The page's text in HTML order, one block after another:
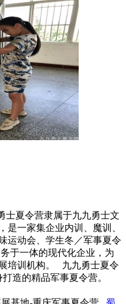
士夏令营隶属于九九勇士文
是一家集企业内训、魔训、
运动会、学生冬／军事夏令
于一体的现代化企业，为
培训机构。 九九勇士夏令
造的精品军事夏令营。